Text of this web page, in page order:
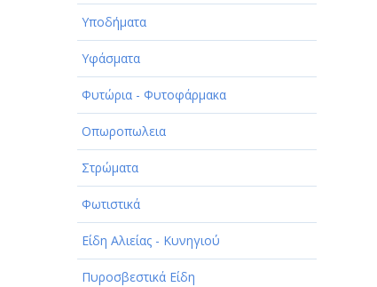
Υποδήματα
Υφάσματα
Φυτώρια - Φυτοφάρμακα
Οπωροπωλεια
Στρώματα
Φωτιστικά
Είδη Αλιείας - Κυνηγιού
Πυροσβεστικά Είδη